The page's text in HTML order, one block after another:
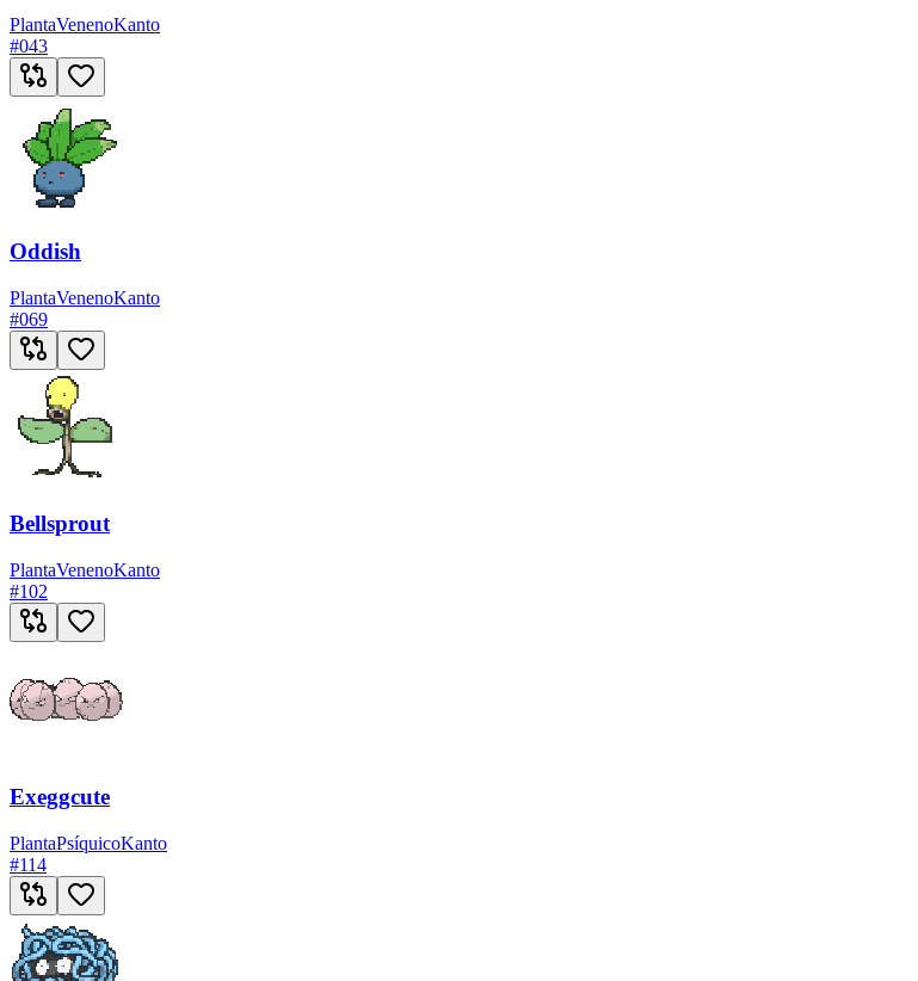
PlantaVenenoKanto
#043
Oddish
PlantaVenenoKanto
#069
Bellsprout
PlantaVenenoKanto
#102
Exeggcute
PlantaPsíquicoKanto
#114